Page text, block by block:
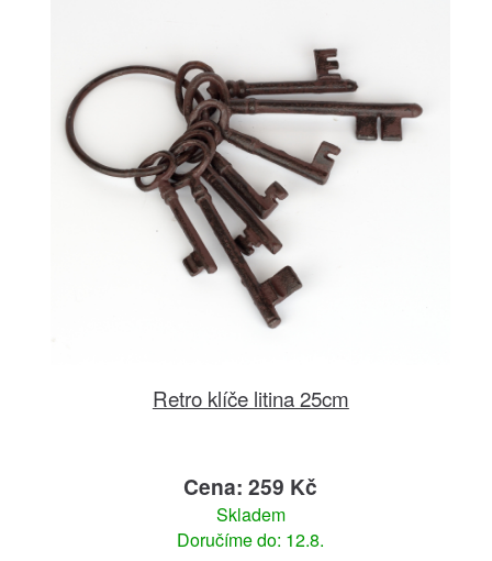
Retro klíče litina 25cm
Cena: 259 Kč
Skladem
Doručíme do: 12.8.